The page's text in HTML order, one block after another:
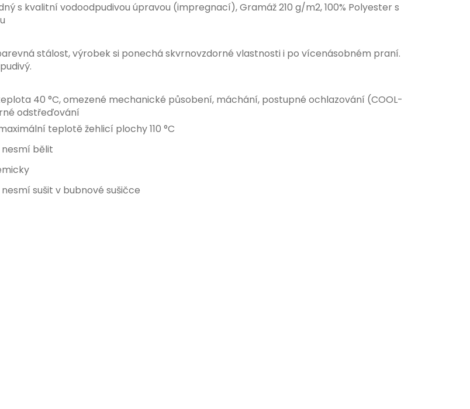
s kvalitní vodoodpudivou úpravou (impregnací), Gramáž 210 g/m2, 100% Polyester s
stálost, výrobek si ponechá skvrnovzdorné vlastnosti i po vícenásobném praní.
40 °C, omezené mechanické působení, máchání, postupné ochlazování (COOL-
odstřeďování
teplotě žehlicí plochy 110 °C
bělit
sušit v bubnové sušičce